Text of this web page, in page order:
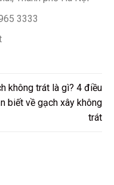
3333
không trát là gì? 4 điều
biết về gạch xây không
trát